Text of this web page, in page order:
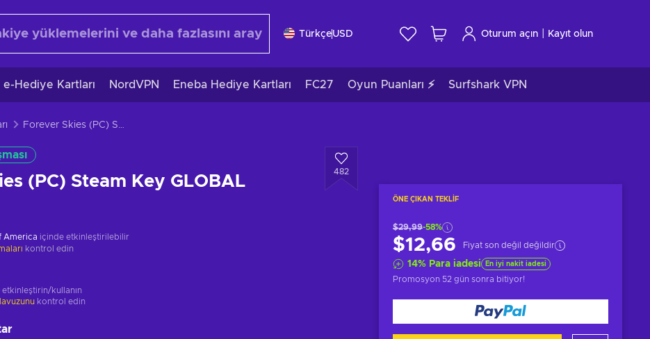
TürkçeUSD Oturum açın Kayıt olun
e-Hediye Kartları NordVPN Eneba Hediye Kartları FC27 Oyun Puanları ⚡ Surfshark VPN
Forever Skies (PC) Steam Key GLOBAL
(PC) Steam Key GLOBAL
482
ÖNE ÇIKAN TEKLIF
$29,99-58%
$12,66 Fiyat son değil değildir
14% Para iadesi En iyi nakit iadesi
Promosyon 52 gün sonra bitiyor!
America içinde etkinleştirilebilir
kontrol edin
etkinleştirin/kullanın
kontrol edin